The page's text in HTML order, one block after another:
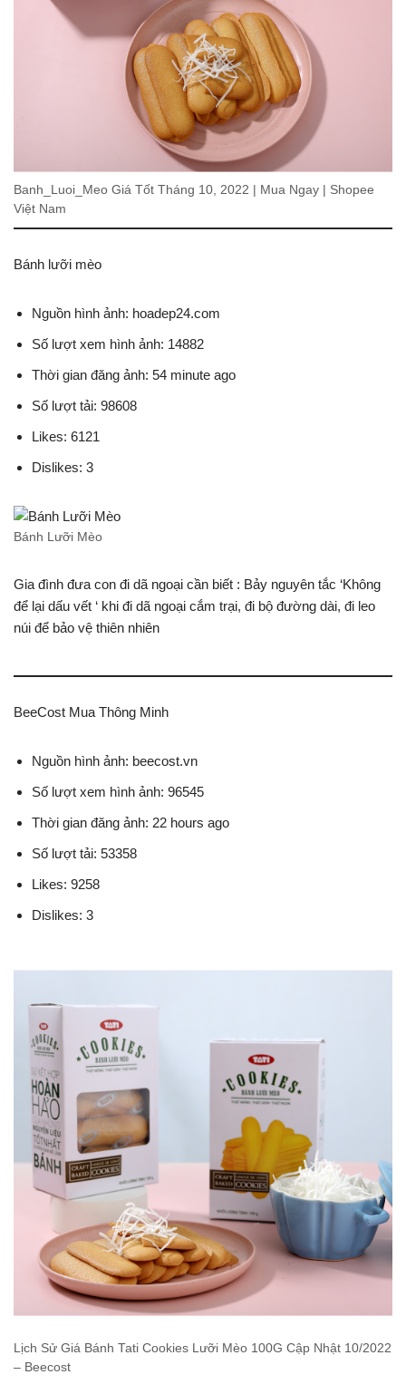
Banh_Luoi_Meo Giá Tốt Tháng 10, 2022 | Mua Ngay | Shopee
Việt Nam
Bánh lưỡi mèo
Nguồn hình ảnh: hoadep24.com
Số lượt xem hình ảnh: 14882
Thời gian đăng ảnh: 54 minute ago
Số lượt tải: 98608
Likes: 6121
Dislikes: 3
Bánh Lưỡi Mèo
Gia đình đưa con đi dã ngoại cần biết : Bảy nguyên tắc ‘Không
để lại dấu vết ‘ khi đi dã ngoại cắm trại, đi bộ đường dài, đi leo
núi để bảo vệ thiên nhiên
BeeCost Mua Thông Minh
Nguồn hình ảnh: beecost.vn
Số lượt xem hình ảnh: 96545
Thời gian đăng ảnh: 22 hours ago
Số lượt tải: 53358
Likes: 9258
Dislikes: 3
Lịch Sử Giá Bánh Tati Cookies Lưỡi Mèo 100G Cập Nhật 10/2022
– Beecost